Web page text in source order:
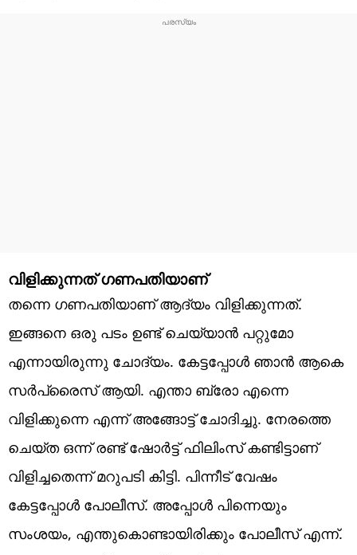
വിളിക്കുന്നത് ഗണപതിയാണ്
തന്നെ ഗണപതിയാണ് ആദ്യം വിളിക്കുന്നത്.
ഇങ്ങനെ ഒരു പടം ഉണ്ട് ചെയ്യാന്‍ പറ്റുമോ
എന്നായിരുന്നു ചോദ്യം. കേട്ടപ്പോള്‍ ഞാന്‍ ആകെ
സര്‍പ്രൈസ് ആയി. എന്താ ബ്രോ എന്നെ
വിളിക്കുന്നെ എന്ന് അങ്ങോട്ട് ചോദിച്ചു. നേരത്തെ
ചെയ്ത ഒന്ന് രണ്ട് ഷോര്‍ട്ട് ഫിലിംസ് കണ്ടിട്ടാണ്
വിളിച്ചതെന്ന് മറുപടി കിട്ടി. പിന്നീട് വേഷം
കേട്ടപ്പോള്‍ പോലീസ്. അപ്പോള്‍ പിന്നെയും
സംശയം, എന്തുകൊണ്ടായിരിക്കും പോലീസ് എന്ന്.